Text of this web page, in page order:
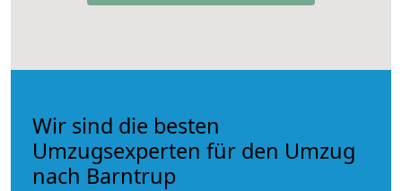
Wir sind die besten
Umzugsexperten für den Umzug
nach Barntrup